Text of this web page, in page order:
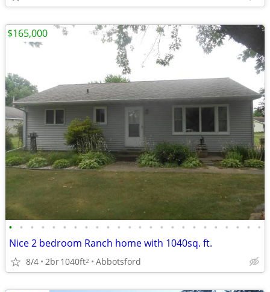
• • • • • • • • • • • • • • • • • • • • • • • •
Nice 2 bedroom Ranch home with 1040sq. ft.
8/4 2br1040ft2 Abbotsford
$165,000